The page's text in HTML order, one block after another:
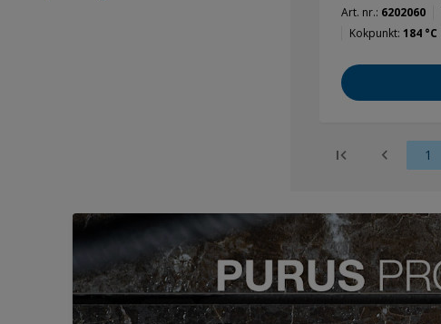
Art. nr. 6202060
Kokpunkt 184 °C
first_page chevron_left 1